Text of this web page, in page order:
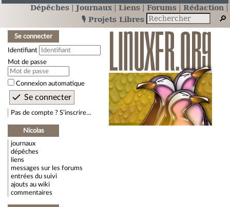
Dépêches Journaux Liens Forums
Rédaction
🎙️ Projets Libres
Se connecter
Identifiant
Mot de passe
Connexion automatique
Pas de compte ? S’inscrire…
Nicolas
journaux
dépêches
liens
messages sur les forums
entrées du suivi
ajouts au wiki
commentaires